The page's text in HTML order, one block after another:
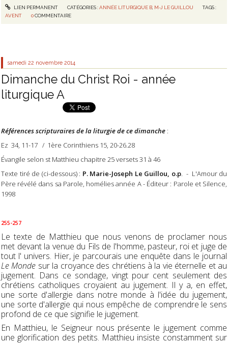
LIEN PERMANENT CATÉGORIES :ANNÉE LITURGIQUE B, M-J LE GUILLOU
TAGS :
AVENT
0 COMMENTAIRE
samedi 22 novembre 2014
Dimanche du Christ Roi - année
liturgique A
Références scripturaires de la liturgie de ce dimanche :
Ez 34, 11-17 / 1ère Corinthiens 15, 20-26.28
Évangile selon st Matthieu chapitre 25 versets 31 à 46
Texte tiré de (ci-dessous) : P. Marie-Joseph Le Guillou, o.p. - L'Amour du
Père révélé dans sa Parole, homélies année A - Éditeur : Parole et Silence,
1998
255-257
Le texte de Matthieu que nous venons de proclamer nous
met devant la venue du Fils de l'homme, pasteur, roi et juge de
tout l' univers. Hier, je parcourais une enquête dans le journal
Le Monde sur la croyance des chrétiens à la vie éternelle et au
jugement. Dans ce sondage, vingt pour cent seulement des
chrétiens catholiques croyaient au jugement. Il y a, en effet,
une sorte d'allergie dans notre monde à l'idée du jugement,
une sorte d'allergie qui nous empêche de comprendre le sens
profond de ce que signifie le jugement.
En Matthieu, le Seigneur nous présente le jugement comme
une glorification des petits. Matthieu insiste constamment sur